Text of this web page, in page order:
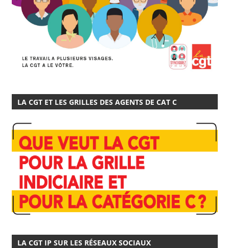
LA CGT ET LES GRILLES DES AGENTS DE CAT C
LA CGT IP SUR LES RÉSEAUX SOCIAUX